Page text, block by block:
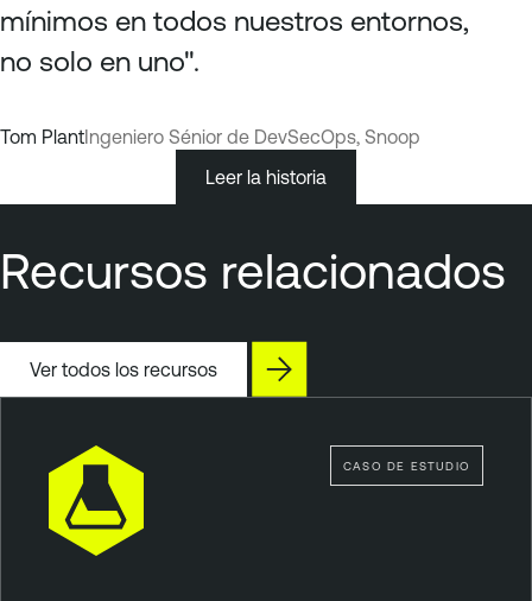
mínimos en todos nuestros entornos,
no solo en uno".
Tom PlantIngeniero Sénior de DevSecOps, Snoop
Leer la historia
Recursos relacionados
Ver todos los recursos
CASO DE ESTUDIO